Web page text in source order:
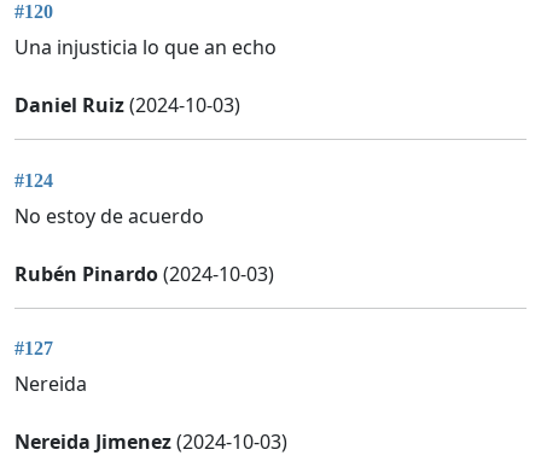
#120
Una injusticia lo que an echo
Daniel Ruiz(2024-10-03)
#124
No estoy de acuerdo
Rubén Pinardo(2024-10-03)
#127
Nereida
Nereida Jimenez(2024-10-03)